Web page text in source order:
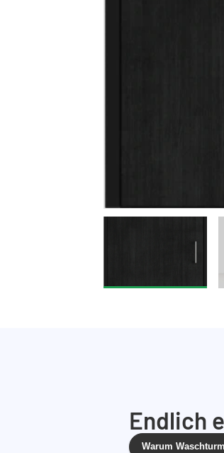
Endlich
Warum